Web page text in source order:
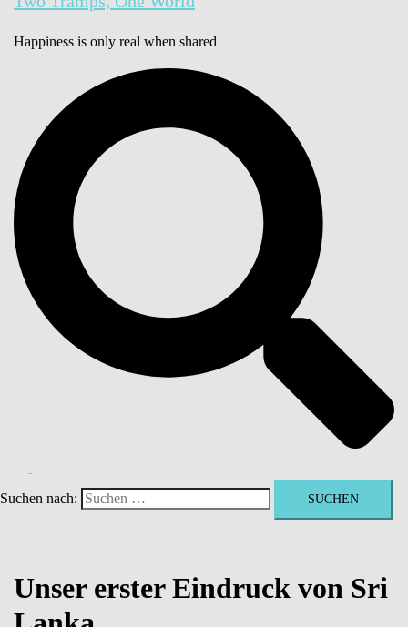
Happiness is only real when shared
Suchen nach:
Unser erster Eindruck von Sri